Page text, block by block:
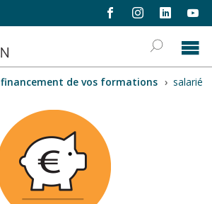
financement de vos formations › salarié